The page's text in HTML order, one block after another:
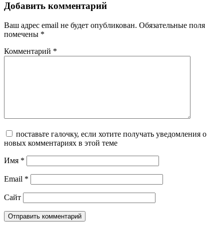
Добавить комментарий
Ваш адрес email не будет опубликован. Обязательные поля
помечены *
Комментарий *
поставьте галочку, если хотите получать уведомления о
новых комментариях в этой теме
Имя *
Email *
Сайт